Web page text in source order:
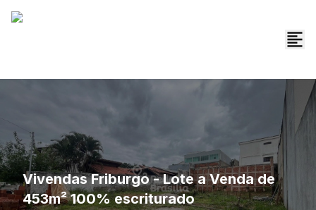
Vivendas Friburgo - Lote a Venda de
453m² 100% escriturado